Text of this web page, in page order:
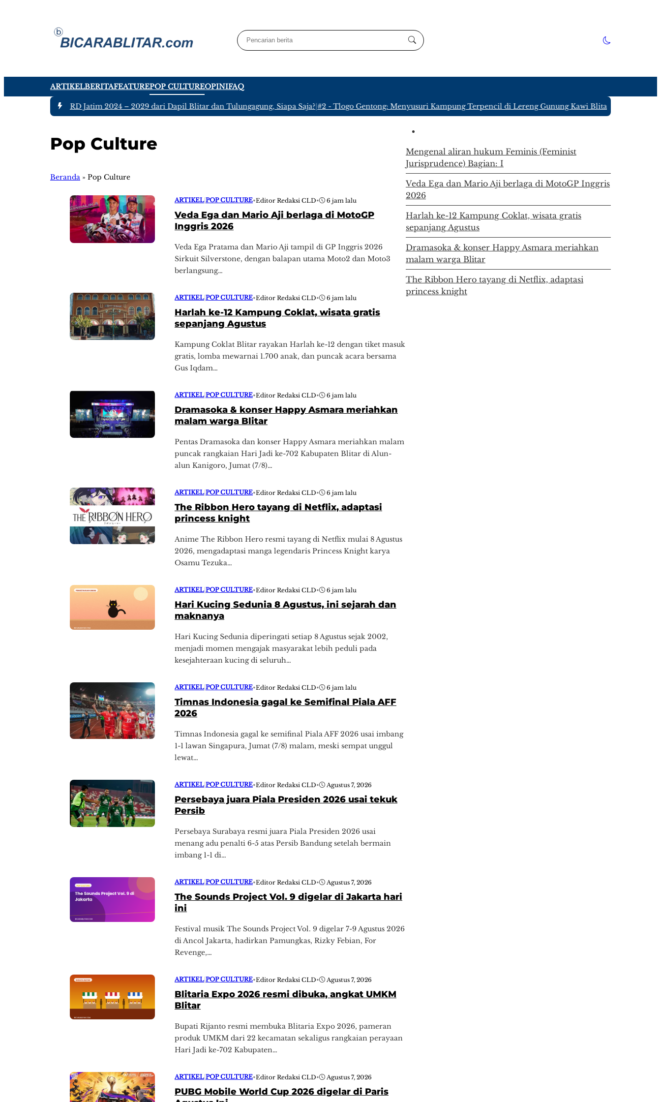
ARTIKELBERITAFEATUREPOP CULTUREOPINIFAQ
Anggota DPRD Jatim 2024 – 2029 dari Dapil Blitar dan Tulungagung, Siapa Saja?|#2 -Tlogo Gentong: Menyusuri Kampung Terpencil di Lereng Gunung Kawi Blitar yang Hanya
Pop Culture
Beranda » Pop Culture
ARTIKEL |POP CULTURE•Editor Redaksi CLD• 6 jam lalu
Veda Ega dan Mario Aji berlaga di MotoGP
Inggris 2026
Veda Ega Pratama dan Mario Aji tampil di GP Inggris 2026
Sirkuit Silverstone, dengan balapan utama Moto2 dan Moto3
berlangsung…
ARTIKEL |POP CULTURE•Editor Redaksi CLD• 6 jam lalu
Harlah ke-12 Kampung Coklat, wisata gratis
sepanjang Agustus
Kampung Coklat Blitar rayakan Harlah ke-12 dengan tiket masuk
gratis, lomba mewarnai 1.700 anak, dan puncak acara bersama
Gus Iqdam…
ARTIKEL |POP CULTURE•Editor Redaksi CLD• 6 jam lalu
Dramasoka & konser Happy Asmara meriahkan
malam warga Blitar
Pentas Dramasoka dan konser Happy Asmara meriahkan malam
puncak rangkaian Hari Jadi ke-702 Kabupaten Blitar di Alun-
alun Kanigoro, Jumat (7/8)…
ARTIKEL |POP CULTURE•Editor Redaksi CLD• 6 jam lalu
The Ribbon Hero tayang di Netflix, adaptasi
princess knight
Anime The Ribbon Hero resmi tayang di Netflix mulai 8 Agustus
2026, mengadaptasi manga legendaris Princess Knight karya
Osamu Tezuka…
ARTIKEL |POP CULTURE•Editor Redaksi CLD• 6 jam lalu
Hari Kucing Sedunia 8 Agustus, ini sejarah dan
maknanya
Hari Kucing Sedunia diperingati setiap 8 Agustus sejak 2002,
menjadi momen mengajak masyarakat lebih peduli pada
kesejahteraan kucing di seluruh…
ARTIKEL |POP CULTURE•Editor Redaksi CLD• 6 jam lalu
Timnas Indonesia gagal ke Semifinal Piala AFF
2026
Timnas Indonesia gagal ke semifinal Piala AFF 2026 usai imbang
1-1 lawan Singapura, Jumat (7/8) malam, meski sempat unggul
lewat…
ARTIKEL |POP CULTURE•Editor Redaksi CLD• Agustus 7, 2026
Persebaya juara Piala Presiden 2026 usai tekuk
Persib
Persebaya Surabaya resmi juara Piala Presiden 2026 usai
menang adu penalti 6-5 atas Persib Bandung setelah bermain
imbang 1-1 di…
ARTIKEL |POP CULTURE•Editor Redaksi CLD• Agustus 7, 2026
The Sounds Project Vol. 9 digelar di Jakarta hari
ini
Festival musik The Sounds Project Vol. 9 digelar 7-9 Agustus 2026
di Ancol Jakarta, hadirkan Pamungkas, Rizky Febian, For
Revenge,…
ARTIKEL |POP CULTURE•Editor Redaksi CLD• Agustus 7, 2026
Blitaria Expo 2026 resmi dibuka, angkat UMKM
Blitar
Bupati Rijanto resmi membuka Blitaria Expo 2026, pameran
produk UMKM dari 22 kecamatan sekaligus rangkaian perayaan
Hari Jadi ke-702 Kabupaten…
ARTIKEL |POP CULTURE•Editor Redaksi CLD• Agustus 7, 2026
PUBG Mobile World Cup 2026 digelar di Paris
Mengenal aliran hukum Feminis (Feminist
Jurisprudence) Bagian: I
Veda Ega dan Mario Aji berlaga di MotoGP Inggris
2026
Harlah ke-12 Kampung Coklat, wisata gratis
sepanjang Agustus
Dramasoka & konser Happy Asmara meriahkan
malam warga Blitar
The Ribbon Hero tayang di Netflix, adaptasi
princess knight